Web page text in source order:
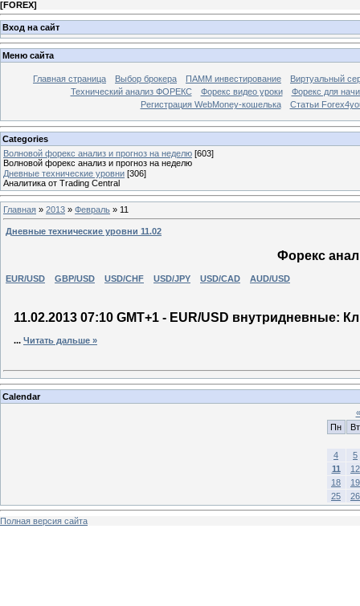
[FOREX]
Вход на сайт
Меню сайта
Главная страница Выбор брокера ПАММ инвестирование
Виртуальный
Технический анализ ФОРЕКС
Форекс видео уроки
Форекс для
Регистрация WebMoney-кошелька
Статьи
Categories
Волновой форекс анализ и прогноз на неделю [603]
Волновой форекс анализ и прогноз на неделю
Дневные технические уровни [306]
Аналитика от Trading Central
Главная » 2013 » Февраль » 11
Дневные технические уровни 11.02
Форекс
EUR/USD GBP/USD USD/CHF USD/JPY USD/CAD AUD/USD
11.02.2013 07:10 GMT+1 - EUR/USD внутридневные:
... Читать дальше »
Calendar
«
Пн
Вт
4
5
11
12
18
19
25
26
Полная версия сайта